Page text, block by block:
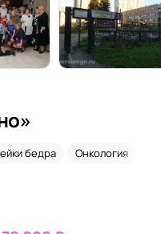
бедра Онкология